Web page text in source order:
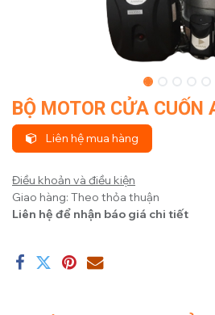
BỘ MOTOR CỬA
Liên hệ mua hàng
Điều khoản và điều kiện
Giao hàng: Theo thỏa thuận
Liên hệ để nhận báo giá chi tiết